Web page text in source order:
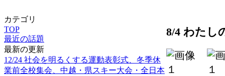
カテゴリ
TOP
最近の話題
最新の更新
12/24 社会を明るくする運動表彰式、冬季休
業前全校集会、中越・県スキー大会・全日本
8/4 わたし